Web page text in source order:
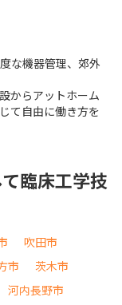
な機器管理、郊外
からアットホーム
て自由に働き方を
臨床工学技
吹田市
市
茨木市
河内長野市